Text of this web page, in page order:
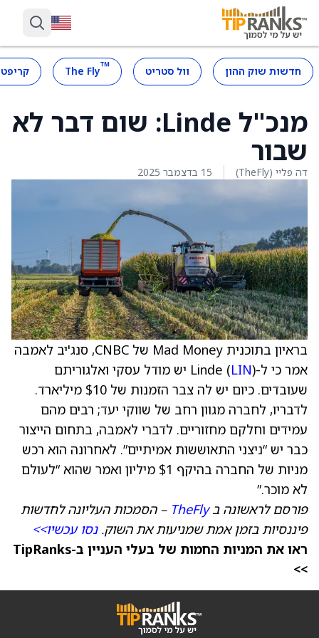
חדשות שוק ההון וול סטריט ™
The Fly
מנכ"ל Linde: שום דבר לא
שבור
דה פליי (TheFly) 15 בדצמבר 2025
בראיון בתוכנית Mad Money של CNBC, סנג'יב לאמבה
אמר כי ל-Linde ( LIN
) יש מודל עסקי ואלגוריתם
שעובדים. כיום יש לה צבר הזמנות של $10 מיליארד.
לדבריו, לחברה מגוון רחב של שווקי יעד; רבים מהם
עמידים וחלקם מחזוריים. לדברי לאמבה, בתחום הייצור
כבר יש “ניצני התאוששות אמיתיים”. לאחרונה הוא רכש
מניות של החברה בהיקף $1 מיליון ואמר שהוא “לעולם
לא מוכר.”
פורסם לראשונה בTheFly – הסמכות העליונה לחדשות
פיננסיות בזמן אמת שמניעות את השוק.נסו עכשיו>>
ראו את המניות החמות של בעלי העניין ב-TipRanks
>>